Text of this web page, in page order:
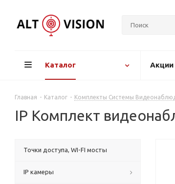
Каталог Акции
Главная - Каталог - Комплекты Системы
IP Комплект
Точки доступа, WI-FI мосты
IP камеры